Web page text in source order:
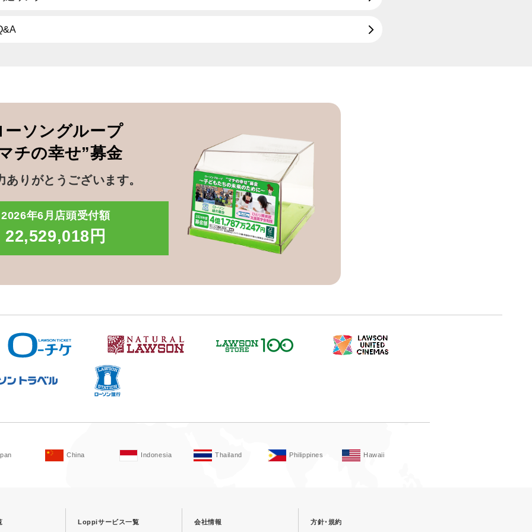
ーソングループ
チの幸せ”募金
ありがとうございます。
2026年6月店頭受付額
22,529,018円
China Indonesia Thailand Philippines Hawaii
Loppiサービス一覧 会社情報 方針･規約